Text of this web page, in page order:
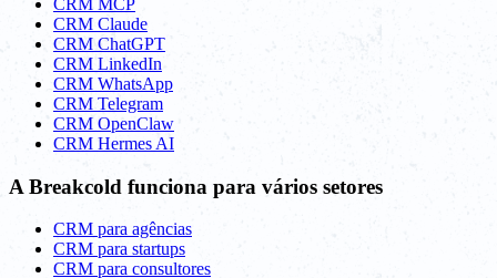
CRM Claude
CRM ChatGPT
CRM LinkedIn
CRM WhatsApp
CRM Telegram
CRM OpenClaw
CRM Hermes AI
A Breakcold funciona para vários setores
CRM para agências
CRM para startups
CRM para consultores